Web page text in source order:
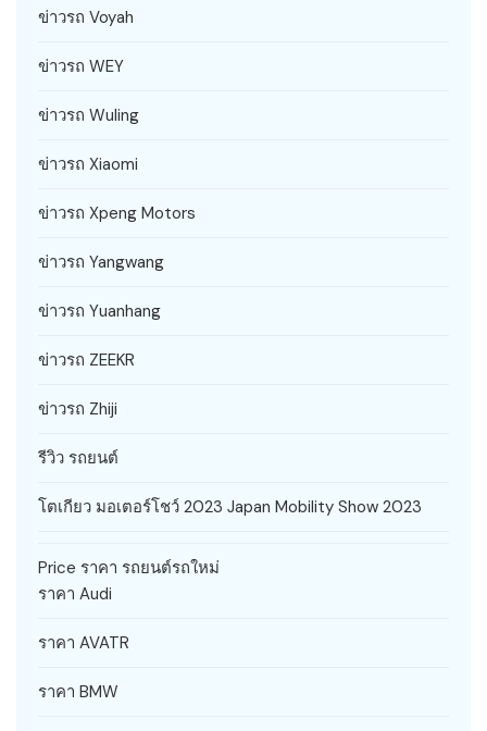
ข่าวรถ Voyah
ข่าวรถ WEY
ข่าวรถ Wuling
ข่าวรถ Xiaomi
ข่าวรถ Xpeng Motors
ข่าวรถ Yangwang
ข่าวรถ Yuanhang
ข่าวรถ ZEEKR
ข่าวรถ Zhiji
รีวิว รถยนต์
โตเกียว มอเตอร์โชว์ 2023 Japan Mobility Show 2023
Price ราคา รถยนต์รถใหม่
ราคา Audi
ราคา AVATR
ราคา BMW